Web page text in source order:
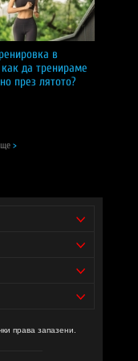
доза.
далеч от деца.
в
да тренираме
през лятото?
>
права запазени.